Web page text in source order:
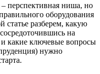
перспективная ниша, но
оборудования
статье разберем, какую
на
и какие ключевые вопросы
нужно